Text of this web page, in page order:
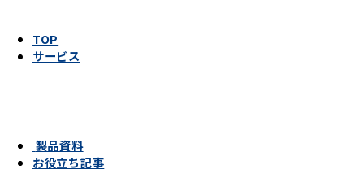
TOP
サービス
製品資料
お役立ち記事